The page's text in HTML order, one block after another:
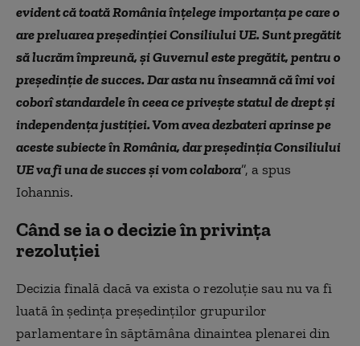
evident că toată România înţelege importanţa pe care o
are preluarea preşedinţiei Consiliului UE. Sunt pregătit
să lucrăm împreună, şi Guvernul este pregătit, pentru o
preşedinţie de succes. Dar asta nu înseamnă că îmi voi
coborî standardele în ceea ce priveşte statul de drept şi
independenţa justiţiei. Vom avea dezbateri aprinse pe
aceste subiecte în România, dar preşedinţia Consiliului
UE va fi una de succes şi vom colabora”, a spus
Iohannis.
Când se ia o decizie în privința
rezoluției
Decizia finală dacă va exista o rezoluție sau nu va fi
luată în ședința președinților grupurilor
parlamentare în săptămâna dinaintea plenarei din